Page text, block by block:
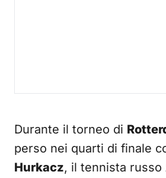
Durante il torneo di
perso nei quarti di finale
Hurkacz, il tennista russo